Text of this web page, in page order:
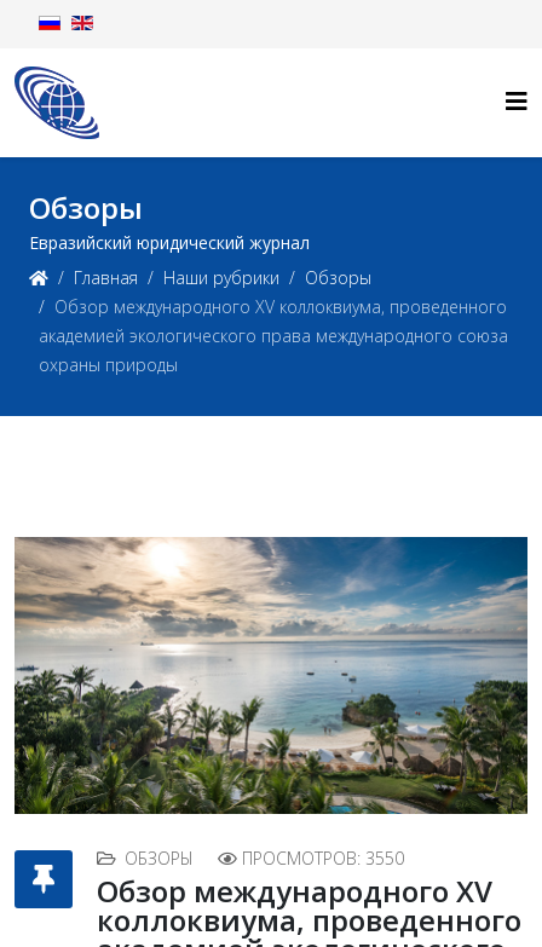
Обзоры
Евразийский юридический журнал
Главная
Наши рубрики
Обзоры
Обзор международного XV коллоквиума, проведенного
академией экологического права международного союза
охраны природы
ОБЗОРЫ ПРОСМОТРОВ: 3550
Обзор международного XV
коллоквиума, проведенного